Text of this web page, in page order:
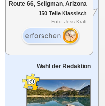
Route 66, Seligman, Arizona
150 Teile Klassisch
Foto: Jess Kraft
Wahl der Redaktion